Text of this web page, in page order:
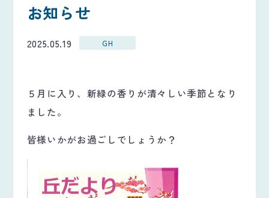
お知らせ
2025.05.19 GH
５月に入り、新緑の香りが清々しい季節となり
ました。
皆様いかがお過ごしでしょうか？